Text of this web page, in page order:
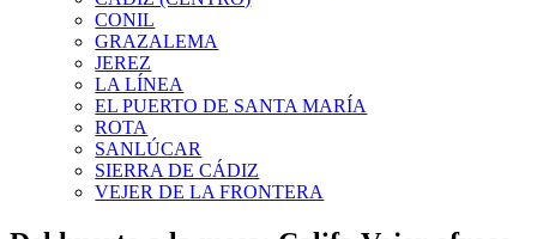
CONIL
GRAZALEMA
JEREZ
LA LÍNEA
EL PUERTO DE SANTA MARÍA
ROTA
SANLÚCAR
SIERRA DE CÁDIZ
VEJER DE LA FRONTERA